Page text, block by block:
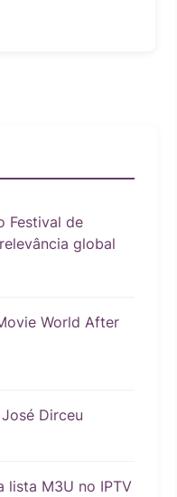
Festival de
global
World After
Dirceu
lista M3U no IPTV